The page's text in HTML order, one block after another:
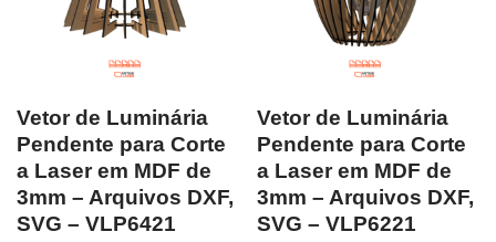
Vetor de Luminária
Pendente para Corte
a Laser em MDF de
3mm – Arquivos DXF,
SVG – VLP6421
Vetor de Luminária
Pendente para Corte
a Laser em MDF de
3mm – Arquivos DXF,
SVG – VLP6221